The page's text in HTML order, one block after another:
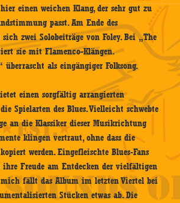
einen weichen Klang, der sehr gut zu
passt. Am Ende des
zwei Solobeiträge von Foley. Bei „The
sie mit Flamenco-Klängen.
überrascht als eingängiger Folksong.
einen sorgfältig arrangierten
Spielarten des Blues. Vielleicht schwebte
an die Klassiker dieser Musikrichtung
klingen vertraut, ohne dass die
werden. Eingefleischte Blues-Fans
Freude am Entdecken der vielfältigen
mich fällt das Album im letzten Viertel bei
Stücken etwas ab. Die